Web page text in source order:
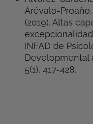
Arévalo-Proaño,
(2019). Altas
INFAD de
Developmental
5(1), 417-428.